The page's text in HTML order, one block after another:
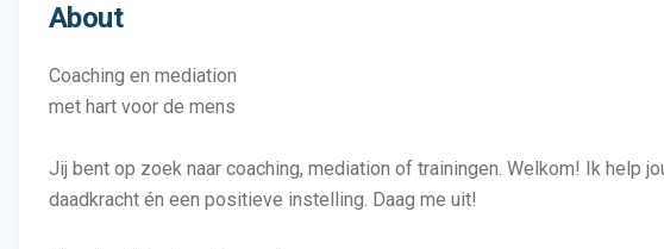
About
Coaching en mediation
met hart voor de mens
Jij bent op zoek naar coaching, mediation of trainingen. Welkom! Ik help
daadkracht én een positieve instelling. Daag me uit!